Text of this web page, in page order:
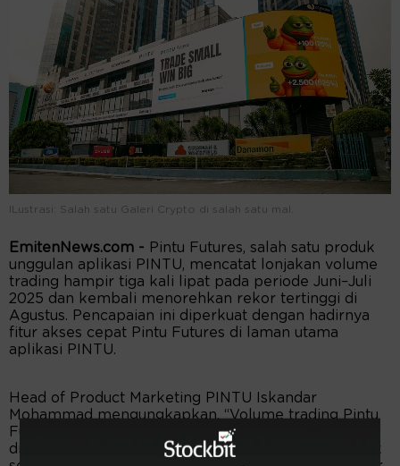
ILustrasi: Salah satu Galeri Crypto di salah satu mal.
EmitenNews.com - Pintu Futures, salah satu produk
unggulan aplikasi PINTU, mencatat lonjakan volume
trading hampir tiga kali lipat pada periode Juni–Juli
2025 dan kembali menorehkan rekor tertinggi di
Agustus. Pencapaian ini diperkuat dengan hadirnya
fitur akses cepat Pintu Futures di laman utama
aplikasi PINTU.
Head of Product Marketing PINTU Iskandar
Mohammad mengungkapkan, “Volume trading Pintu
Futures dari bulan Juni ke Juli naik hingga 170% dan
di bulan Agustus secara Month-to-Month (MoM) naik